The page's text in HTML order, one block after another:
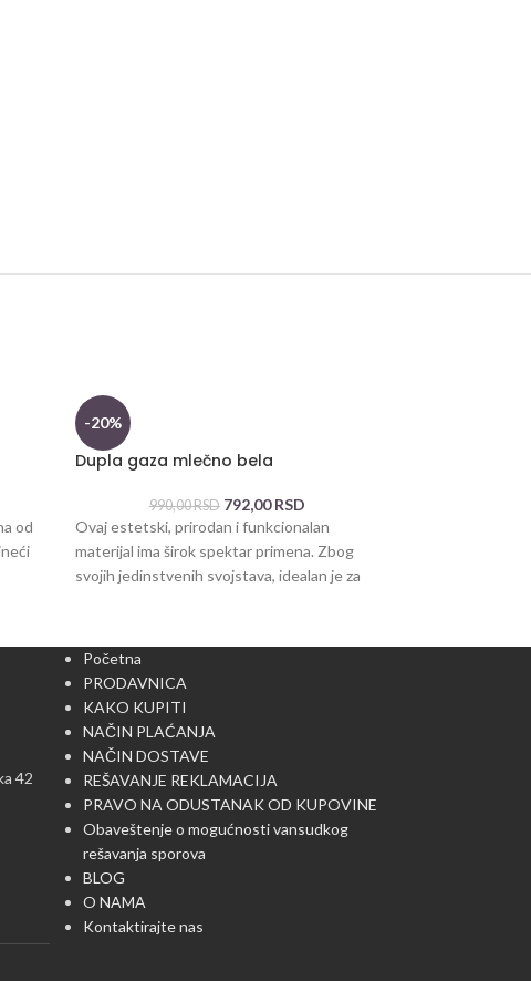
od
-20%
Dupla gaza mlečno bela
990,00RSD 792,00RSD
Ovaj estetski, prirodan i funkcionalan
materijal ima širok spektar primena. Zbog
svojih jedinstvenih svojstava, idealan je za
42
Početna
PRODAVNICA
KAKO KUPITI
NAČIN PLAĆANJA
NAČIN DOSTAVE
REŠAVANJE REKLAMACIJA
PRAVO NA ODUSTANAK OD KUPOVINE
Obaveštenje o mogućnosti vansudkog
rešavanja sporova
BLOG
O NAMA
Kontaktirajte nas